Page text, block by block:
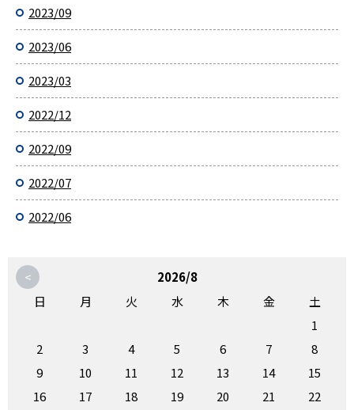
2023/09
2023/06
2023/03
2022/12
2022/09
2022/07
2022/06
<
2026/8
日
月 火 水 木 金
土
1
2
3 4 5 6 7
8
9
10 11 12 13 14
15
16
17 18 19 20 21
22